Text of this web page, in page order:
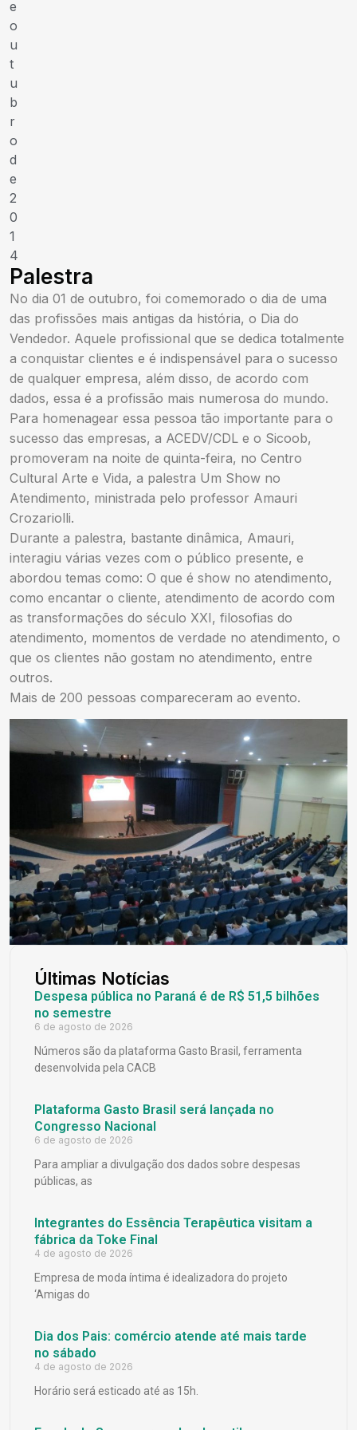
e
o
u
t
u
b
r
o
d
e
2
0
1
4
Palestra
No dia 01 de outubro, foi comemorado o dia de uma
das profissões mais antigas da história, o Dia do
Vendedor. Aquele profissional que se dedica totalmente
a conquistar clientes e é indispensável para o sucesso
de qualquer empresa, além disso, de acordo com
dados, essa é a profissão mais numerosa do mundo.
Para homenagear essa pessoa tão importante para o
sucesso das empresas, a ACEDV/CDL e o Sicoob,
promoveram na noite de quinta-feira, no Centro
Cultural Arte e Vida, a palestra Um Show no
Atendimento, ministrada pelo professor Amauri
Crozariolli.
Durante a palestra, bastante dinâmica, Amauri,
interagiu várias vezes com o público presente, e
abordou temas como: O que é show no atendimento,
como encantar o cliente, atendimento de acordo com
as transformações do século XXI, filosofias do
atendimento, momentos de verdade no atendimento, o
que os clientes não gostam no atendimento, entre
outros.
Mais de 200 pessoas compareceram ao evento.
Últimas Notícias
Despesa pública no Paraná é de R$ 51,5 bilhões
no semestre
6 de agosto de 2026
Números são da plataforma Gasto Brasil, ferramenta
desenvolvida pela CACB
Plataforma Gasto Brasil será lançada no
Congresso Nacional
6 de agosto de 2026
Para ampliar a divulgação dos dados sobre despesas
públicas, as
Integrantes do Essência Terapêutica visitam a
fábrica da Toke Final
4 de agosto de 2026
Empresa de moda íntima é idealizadora do projeto
‘Amigas do
Dia dos Pais: comércio atende até mais tarde
no sábado
4 de agosto de 2026
Horário será esticado até as 15h.